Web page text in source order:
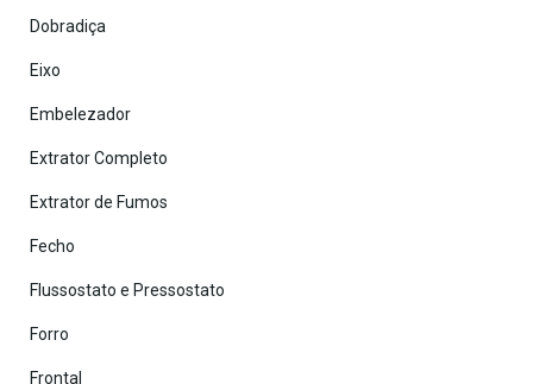
Dobradiça
Eixo
Embelezador
Extrator Completo
Extrator de Fumos
Fecho
Flussostato e Pressostato
Forro
Frontal